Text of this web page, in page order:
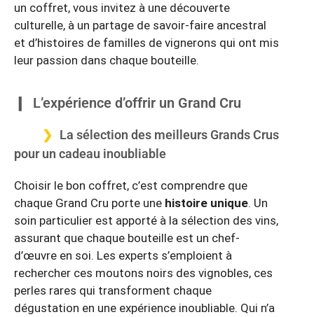
un coffret, vous invitez à une découverte
culturelle, à un partage de savoir-faire ancestral
et d’histoires de familles de vignerons qui ont mis
leur passion dans chaque bouteille.
L’expérience d’offrir un Grand Cru
La sélection des meilleurs Grands Crus
pour un cadeau inoubliable
Choisir le bon coffret, c’est comprendre que
chaque Grand Cru porte une histoire unique. Un
soin particulier est apporté à la sélection des vins,
assurant que chaque bouteille est un chef-
d’œuvre en soi. Les experts s’emploient à
rechercher ces moutons noirs des vignobles, ces
perles rares qui transforment chaque
dégustation en une expérience inoubliable. Qui n’a